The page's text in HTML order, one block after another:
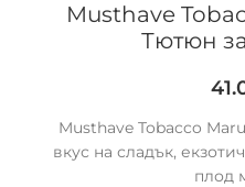
Musthave
Тютюн
Musthave Tobacco
вкус на сладък,
плод